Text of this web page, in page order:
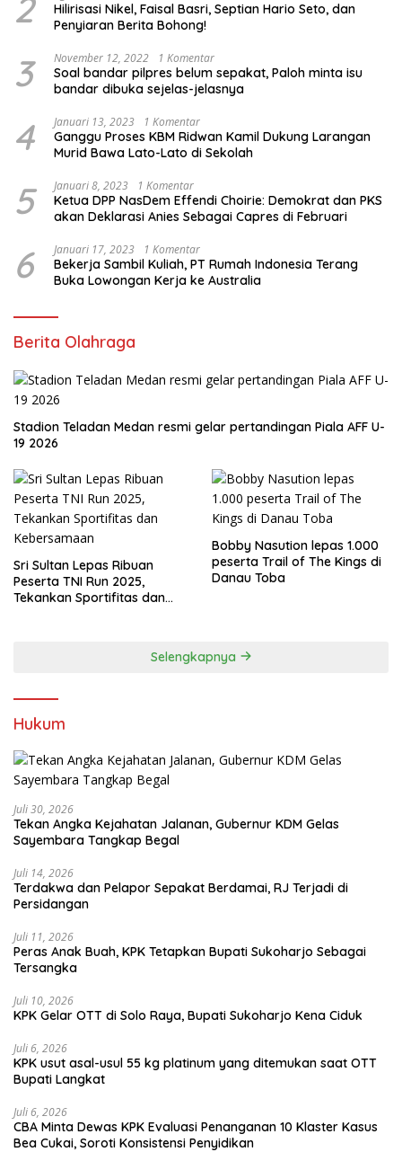
Hilirisasi Nikel, Faisal Basri, Septian Hario Seto, dan
Penyiaran Berita Bohong!
3 November 12, 2022 1 Komentar
Soal bandar pilpres belum sepakat, Paloh minta isu
bandar dibuka sejelas-jelasnya
4 Januari 13, 2023 1 Komentar
Ganggu Proses KBM Ridwan Kamil Dukung Larangan
Murid Bawa Lato-Lato di Sekolah
5 Januari 8, 2023 1 Komentar
Ketua DPP NasDem Effendi Choirie: Demokrat dan PKS
akan Deklarasi Anies Sebagai Capres di Februari
6 Januari 17, 2023 1 Komentar
Bekerja Sambil Kuliah, PT Rumah Indonesia Terang
Buka Lowongan Kerja ke Australia
Berita Olahraga
Stadion Teladan Medan resmi gelar pertandingan Piala AFF U-
19 2026
Sri Sultan Lepas Ribuan
Peserta TNI Run 2025,
Tekankan Sportifitas dan
Bobby Nasution lepas 1.000
peserta Trail of The Kings di
Danau Toba
Selengkapnya
Hukum
Juli 30, 2026
Tekan Angka Kejahatan Jalanan, Gubernur KDM Gelas
Sayembara Tangkap Begal
Juli 14, 2026
Terdakwa dan Pelapor Sepakat Berdamai, RJ Terjadi di
Persidangan
Juli 11, 2026
Peras Anak Buah, KPK Tetapkan Bupati Sukoharjo Sebagai
Tersangka
Juli 10, 2026
KPK Gelar OTT di Solo Raya, Bupati Sukoharjo Kena Ciduk
Juli 6, 2026
KPK usut asal-usul 55 kg platinum yang ditemukan saat OTT
Bupati Langkat
Juli 6, 2026
CBA Minta Dewas KPK Evaluasi Penanganan 10 Klaster Kasus
Bea Cukai, Soroti Konsistensi Penyidikan